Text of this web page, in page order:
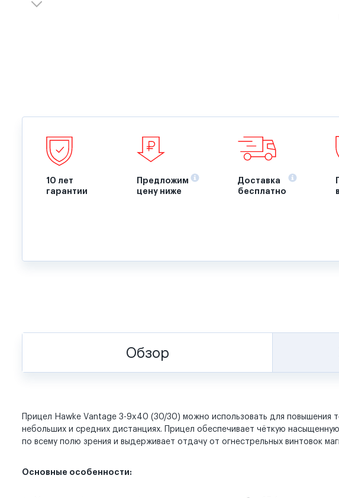
10 лет
гарантии
Предложим
цену ниже
Доставка
бесплатно
Обзор
Прицел Hawke Vantage 3-9x40 (30/30) можно использовать для повышения
небольших и средних дистанциях. Прицел обеспечивает чёткую
по всему полю зрения и выдерживает отдачу от огнестрельных винтовок
Основные особенности: